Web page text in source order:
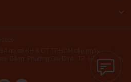
Đằng, Phường Gia Định, TP. Hồ Chí Minh,